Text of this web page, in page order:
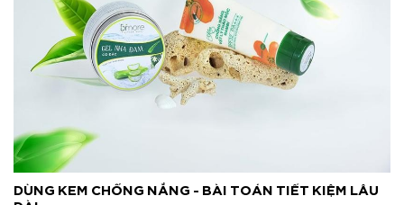
DÙNG KEM CHỐNG NẮNG - BÀI TOÁN TIẾT KIỆM LÂU